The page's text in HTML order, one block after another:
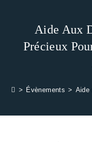
Aide Aux
Précieux
> Évènements > Aide